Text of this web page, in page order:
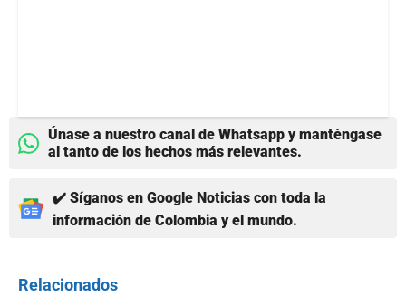
Únase a nuestro canal de Whatsapp y manténgase
al tanto de los hechos más relevantes.
✔️ Síganos en Google Noticias con toda la
información de Colombia y el mundo.
Relacionados